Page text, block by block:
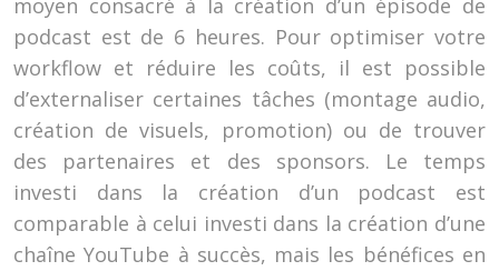
moyen consacré à la création d’un épisode de
podcast est de 6 heures. Pour optimiser votre
workflow et réduire les coûts, il est possible
d’externaliser certaines tâches (montage audio,
création de visuels, promotion) ou de trouver
des partenaires et des sponsors. Le temps
investi dans la création d’un podcast est
comparable à celui investi dans la création d’une
chaîne YouTube à succès, mais les bénéfices en